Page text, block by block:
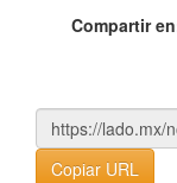
Compartir
Copiar URL